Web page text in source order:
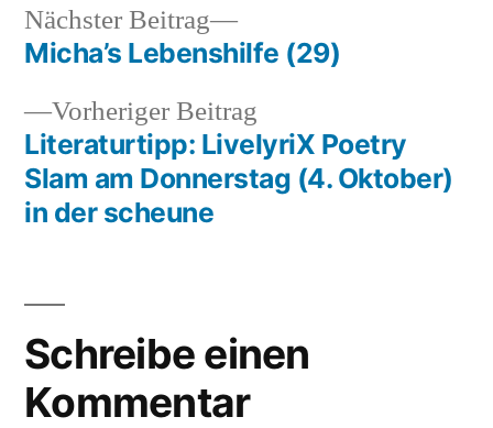
Beitragsnavigation
Vorheriger Beitrag
Beitrag:
Literaturtipp: LivelyriX Poetry
Slam am Donnerstag (4. Oktober)
in der scheune
Nächster Beitrag
Nächster
Beitrag:
Micha’s Lebenshilfe (29)
Schreibe einen
Kommentar